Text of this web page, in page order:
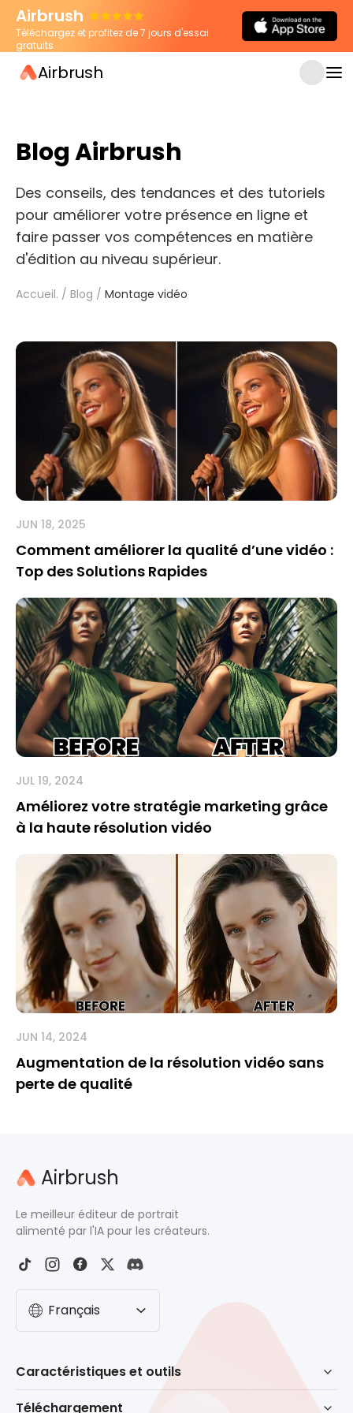
Airbrush
Téléchargez et profitez de 7 jours d'essai
gratuits
Airbrush
Blog Airbrush
Des conseils, des tendances et des tutoriels
pour améliorer votre présence en ligne et
faire passer vos compétences en matière
d'édition au niveau supérieur.
Accueil. / Blog / Montage vidéo
JUN 18, 2025
Comment améliorer la qualité d’une vidéo :
Top des Solutions Rapides
JUL 19, 2024
Améliorez votre stratégie marketing grâce
à la haute résolution vidéo
JUN 14, 2024
Augmentation de la résolution vidéo sans
perte de qualité
Airbrush
Le meilleur éditeur de portrait
alimenté par l'IA pour les créateurs.
Français
Caractéristiques et outils
Retouche assistée par IA
Téléchargement